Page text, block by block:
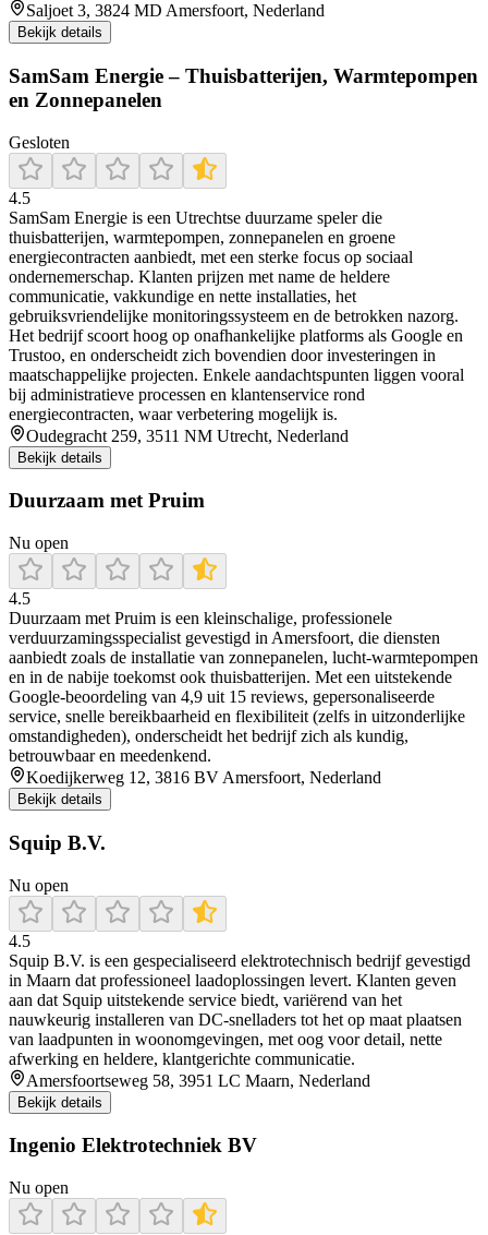
Saljoet 3, 3824 MD Amersfoort, Nederland
Bekijk details
SamSam Energie – Thuisbatterijen, Warmtepompen
en Zonnepanelen
Gesloten
4.5
SamSam Energie is een Utrechtse duurzame speler die
thuisbatterijen, warmtepompen, zonnepanelen en groene
energiecontracten aanbiedt, met een sterke focus op sociaal
ondernemerschap. Klanten prijzen met name de heldere
communicatie, vakkundige en nette installaties, het
gebruiksvriendelijke monitoringssysteem en de betrokken nazorg.
Het bedrijf scoort hoog op onafhankelijke platforms als Google en
Trustoo, en onderscheidt zich bovendien door investeringen in
maatschappelijke projecten. Enkele aandachtspunten liggen vooral
bij administratieve processen en klantenservice rond
energiecontracten, waar verbetering mogelijk is.
Oudegracht 259, 3511 NM Utrecht, Nederland
Bekijk details
Duurzaam met Pruim
Nu open
4.5
Duurzaam met Pruim is een kleinschalige, professionele
verduurzamingsspecialist gevestigd in Amersfoort, die diensten
aanbiedt zoals de installatie van zonnepanelen, lucht‑warmtepompen
en in de nabije toekomst ook thuisbatterijen. Met een uitstekende
Google‑beoordeling van 4,9 uit 15 reviews, gepersonaliseerde
service, snelle bereikbaarheid en flexibiliteit (zelfs in uitzonderlijke
omstandigheden), onderscheidt het bedrijf zich als kundig,
betrouwbaar en meedenkend.
Koedijkerweg 12, 3816 BV Amersfoort, Nederland
Bekijk details
Squip B.V.
Nu open
4.5
Squip B.V. is een gespecialiseerd elektrotechnisch bedrijf gevestigd
in Maarn dat professioneel laadoplossingen levert. Klanten geven
aan dat Squip uitstekende service biedt, variërend van het
nauwkeurig installeren van DC‑snelladers tot het op maat plaatsen
van laadpunten in woonomgevingen, met oog voor detail, nette
afwerking en heldere, klantgerichte communicatie.
Amersfoortseweg 58, 3951 LC Maarn, Nederland
Bekijk details
Ingenio Elektrotechniek BV
Nu open